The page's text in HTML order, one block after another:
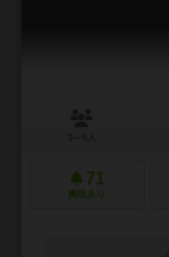
71
興味あり